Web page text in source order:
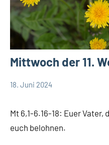
Mittwoch der 11.
18. Juni 2024
Mt 6,1-6.16-18: Euer
euch belohnen.